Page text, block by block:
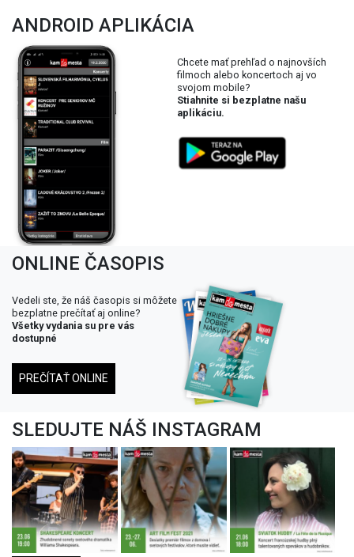
ANDROID APLIKÁCIA
Chcete mať prehľad o najnovších
filmoch alebo koncertoch aj vo
svojom mobile?
Stiahnite si bezplatne našu
aplikáciu.
ONLINE ČASOPIS
Vedeli ste, že náš časopis si môžete
bezplatne prečítať aj online?
Všetky vydania su pre vás
dostupné
PREČÍTAŤ ONLINE
SLEDUJTE NÁŠ INSTAGRAM